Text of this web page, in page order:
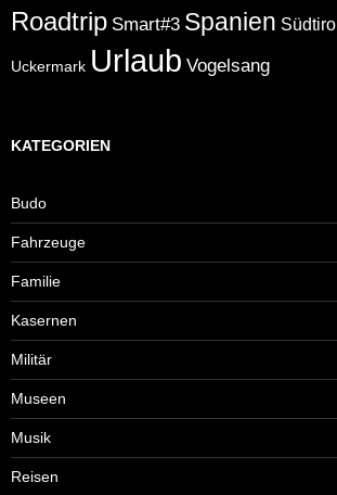
Roadtrip Smart#3 Spanien Südtirol
Uckermark Urlaub Vogelsang
KATEGORIEN
Budo
Fahrzeuge
Familie
Kasernen
Militär
Museen
Musik
Reisen